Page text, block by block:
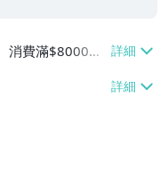
消費滿$8000免